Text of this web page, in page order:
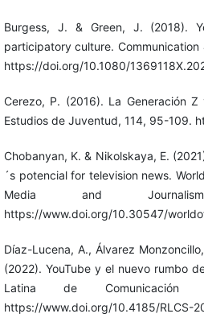
Burgess, J. & Green, J. (2018).
participatory culture.
https://doi.org/10.1080/
Cerezo, P. (2016). La Generación
Estudios de Juventud, 114, 95-109.
Chobanyan, K. & Nikolskaya, E.
´s potencial for television news.
Media and
https://www.doi.org/10.30547/
Díaz-Lucena, A., Álvarez
(2022). YouTube y el nuevo rumbo
Latina de Comunicación
https://www.doi.org/10.4185/RLCS-